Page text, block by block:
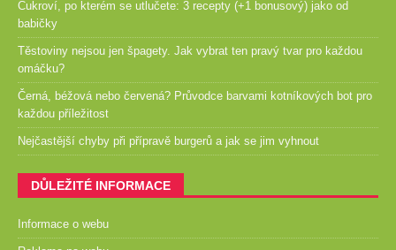
Cukroví, po kterém se utlučete: 3 recepty (+1 bonusový) jako od
babičky
Těstoviny nejsou jen špagety. Jak vybrat ten pravý tvar pro každou
omáčku?
Černá, béžová nebo červená? Průvodce barvami kotníkových bot pro
každou příležitost
Nejčastější chyby při přípravě burgerů a jak se jim vyhnout
DŮLEŽITÉ INFORMACE
Informace o webu